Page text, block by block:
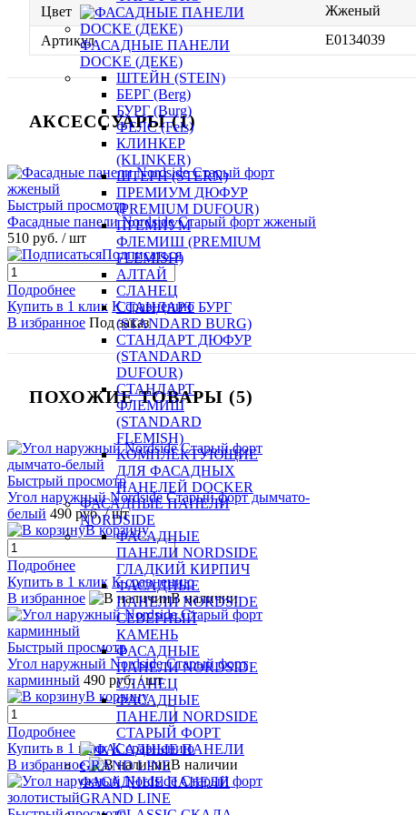
ФАСАДНЫЕ ПАНЕЛИ
DOCKE (ДЕКЕ)
ШТЕЙН (STEIN)
БЕРГ (Berg)
БУРГ (Burg)
ФЕЛС (Fels)
КЛИНКЕР
(KLINKER)
ШТЕРН (STERN)
ПРЕМИУМ ДЮФУР
(PREMIUM DUFOUR)
ПРЕМИУМ
ФЛЕМИШ (PREMIUM
FLEMISH)
АЛТАЙ
СЛАНЕЦ
СТАНДАРТ БУРГ
(STANDARD BURG)
СТАНДАРТ ДЮФУР
(STANDARD
DUFOUR)
СТАНДАРТ
ФЛЕМИШ
(STANDARD
FLEMISH)
КОМПЛЕКТУЮЩИЕ
ДЛЯ ФАСАДНЫХ
ПАНЕЛЕЙ DOCKER
ФАСАДНЫЕ ПАНЕЛИ
NORDSIDE
ФАСАДНЫЕ
ПАНЕЛИ NORDSIDE
ГЛАДКИЙ КИРПИЧ
ФАСАДНЫЕ
ПАНЕЛИ NORDSIDE
СЕВЕРНЫЙ
КАМЕНЬ
ФАСАДНЫЕ
ПАНЕЛИ NORDSIDE
СЛАНЕЦ
ФАСАДНЫЕ
ПАНЕЛИ NORDSIDE
СТАРЫЙ ФОРТ
ФАСАДНЫЕ ПАНЕЛИ
GRAND LINE
Цвет
Жженый
Артикул
E0134039
АКСЕССУАРЫ (1)
Быстрый просмотр
Фасадные панели Nordside Старый форт жженый
510 руб. / шт
Подписаться
Подробнее
Купить в 1 клик К сравнению
В избранное Под заказ
ПОХОЖИЕ ТОВАРЫ (5)
Быстрый просмотр
Угол наружный Nordside Старый форт дымчато-
белый 490 руб./ шт
В корзину
Подробнее
Купить в 1 клик К сравнению
В избранное
В наличии
Быстрый просмотр
Угол наружный Nordside Старый форт
карминный 490 руб./ шт
В корзину
Подробнее
Купить в 1 клик К сравнению
В избранное
В наличии